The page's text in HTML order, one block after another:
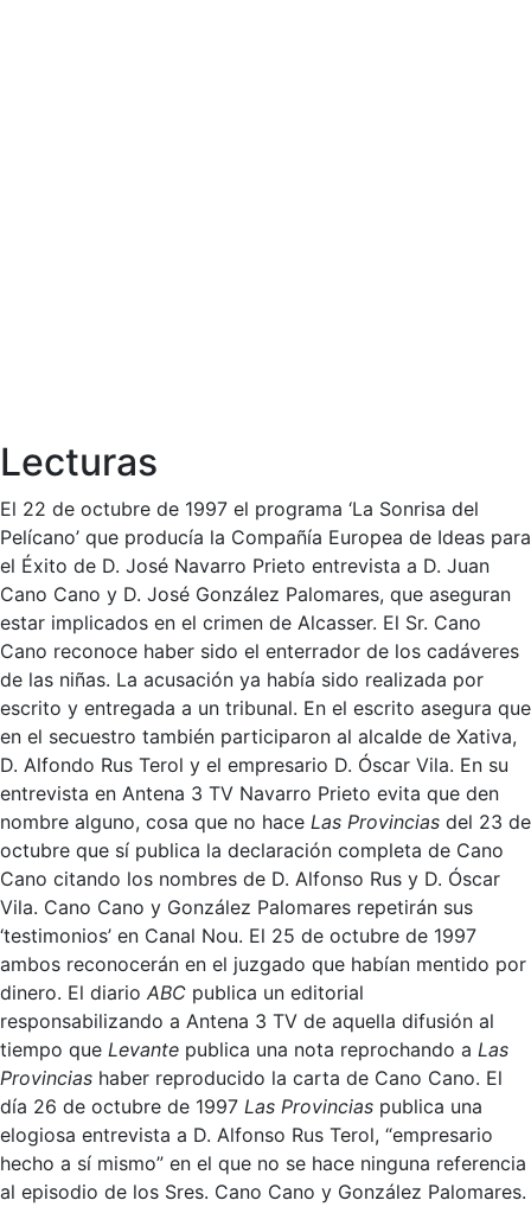
Lecturas
El 22 de octubre de 1997 el programa ‘La Sonrisa del
Pelícano’ que producía la Compañía Europea de Ideas para
el Éxito de D. José Navarro Prieto entrevista a D. Juan
Cano Cano y D. José González Palomares, que aseguran
estar implicados en el crimen de Alcasser. El Sr. Cano
Cano reconoce haber sido el enterrador de los cadáveres
de las niñas. La acusación ya había sido realizada por
escrito y entregada a un tribunal. En el escrito asegura que
en el secuestro también participaron al alcalde de Xativa,
D. Alfondo Rus Terol y el empresario D. Óscar Vila. En su
entrevista en Antena 3 TV Navarro Prieto evita que den
nombre alguno, cosa que no hace Las Provincias del 23 de
octubre que sí publica la declaración completa de Cano
Cano citando los nombres de D. Alfonso Rus y D. Óscar
Vila. Cano Cano y González Palomares repetirán sus
‘testimonios’ en Canal Nou. El 25 de octubre de 1997
ambos reconocerán en el juzgado que habían mentido por
dinero. El diario ABC publica un editorial
responsabilizando a Antena 3 TV de aquella difusión al
tiempo que Levante publica una nota reprochando a Las
Provincias haber reproducido la carta de Cano Cano. El
día 26 de octubre de 1997 Las Provincias publica una
elogiosa entrevista a D. Alfonso Rus Terol, “empresario
hecho a sí mismo” en el que no se hace ninguna referencia
al episodio de los Sres. Cano Cano y González Palomares.